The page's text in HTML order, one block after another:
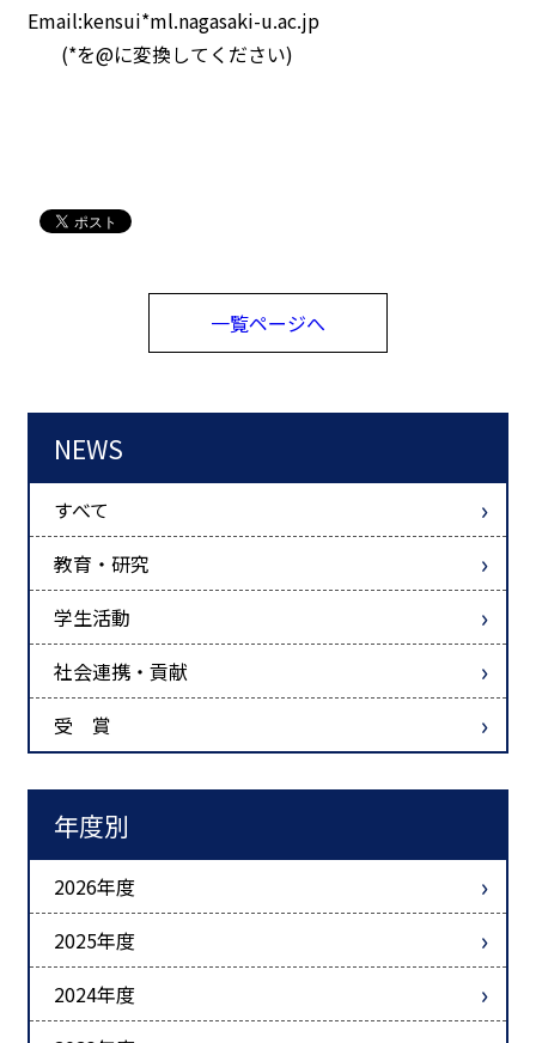
Email:kensui*ml.nagasaki-u.ac.jp
(*を@に変換してください)
一覧ページへ
NEWS
すべて
教育・研究
学生活動
社会連携・貢献
受 賞
年度別
2026年度
2025年度
2024年度